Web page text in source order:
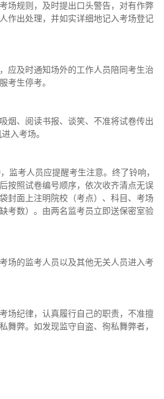
场规则，及时提出口头警告，对有作弊
作出处理，并如实详细地记入考场登记
应及时通知场外的工作人员陪同考生治
考生停考。
烟、阅读书报、谈笑、不准将试卷传出
入考场。
监考人员应提醒考生注意。终了铃响，
按照试卷编号顺序，依次收齐清点无误
封面上注明院校（考点）、科目、考场
考数）。由两名监考员立即送保密室验
场的监考人员以及其他无关人员进入考
场纪律，认真履行自己的职责，不准擅
舞弊。如发现监守自盗、徇私舞弊者，